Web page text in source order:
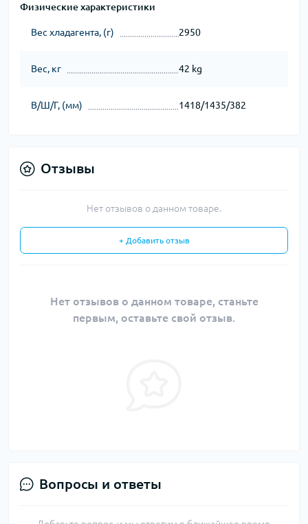
Физические характеристики
Вес хладагента, (г) 2950
Вес, кг 42 kg
В/Ш/Г, (мм) 1418/1435/382
Отзывы
Нет отзывов о данном товаре.
+ Добавить отзыв
Нет отзывов о данном товаре, станьте
первым, оставьте свой отзыв.
Вопросы и ответы